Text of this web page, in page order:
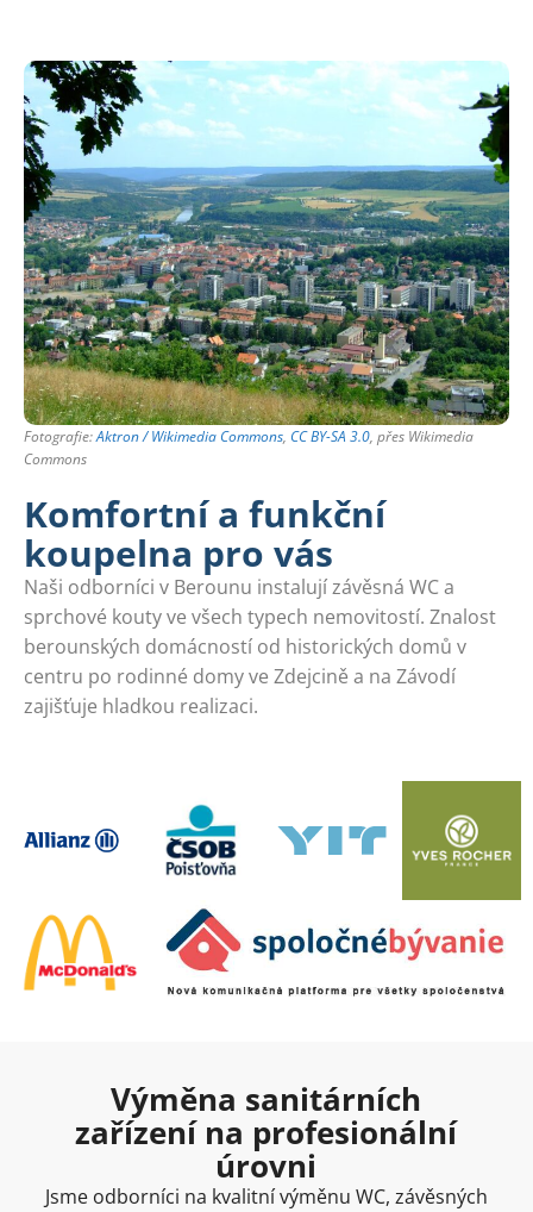
Fotografie:Aktron / Wikimedia Commons, CC BY-SA 3.0, přes Wikimedia
Commons
Komfortní a funkční
koupelna pro vás
Naši odborníci v Berounu instalují závěsná WC a
sprchové kouty ve všech typech nemovitostí. Znalost
berounských domácností od historických domů v
centru po rodinné domy ve Zdejcině a na Závodí
zajišťuje hladkou realizaci.
Výměna sanitárních
zařízení na profesionální
úrovni
Jsme odborníci na kvalitní výměnu WC, závěsných